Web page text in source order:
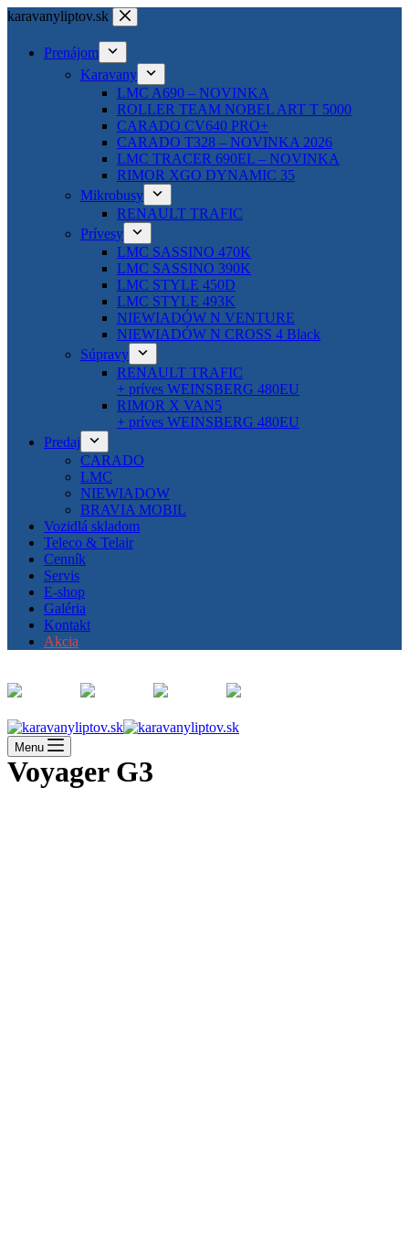
Skip
content
karavanyliptov.sk
Prenájom
Karavany
LMC A690 – NOVINKA
ROLLER TEAM NOBEL ART T 5000
CARADO CV640 PRO+
CARADO T328 – NOVINKA 2026
LMC TRACER 690EL – NOVINKA
RIMOR XGO DYNAMIC 35
Mikrobusy
RENAULT TRAFIC
Prívesy
LMC SASSINO 470K
LMC SASSINO 390K
LMC STYLE 450D
LMC STYLE 493K
NIEWIADÓW N VENTURE
NIEWIADÓW N CROSS 4 Black
Súpravy
RENAULT TRAFIC
+ príves WEINSBERG 480EU
RIMOR X VAN5
+ príves WEINSBERG 480EU
Predaj
CARADO
LMC
NIEWIADOW
BRAVIA MOBIL
Vozidlá skladom
Teleco & Telair
Cenník
Servis
E-shop
Galéria
Kontakt
Akcia
Menu
Voyager G3